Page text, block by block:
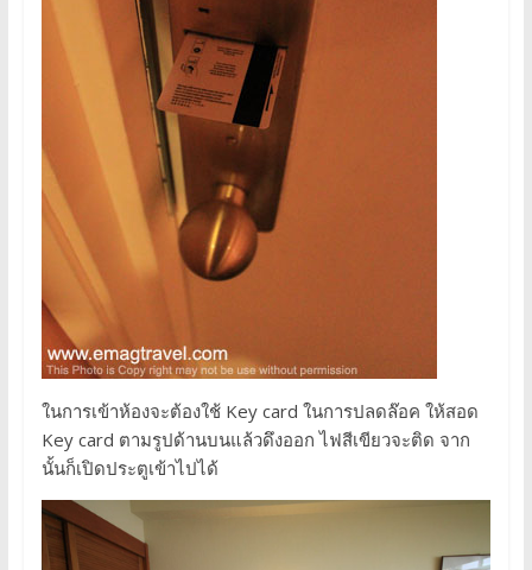
ในการเข้าห้องจะต้องใช้ Key card ในการปลดล๊อค ให้สอด
Key card ตามรูปด้านบนแล้วดึงออก ไฟสีเขียวจะติด จาก
นั้นก็เปิดประตูเข้าไปได้